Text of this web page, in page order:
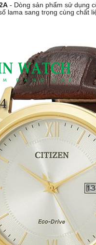
- Dòng sản phẩm sử dụng
lama sang trọng cùng chất